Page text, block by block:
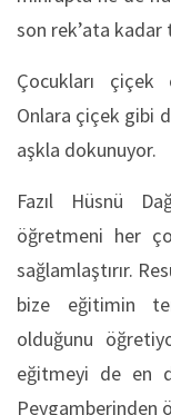
son rek’ata kadar
Çocukları çiçek
Onlara çiçek gibi
aşkla dokunuyor.
Fazıl Hüsnü
öğretmeni her
sağlamlaştırır.
bize eğitimin
olduğunu
eğitmeyi de en
Peygamberinden